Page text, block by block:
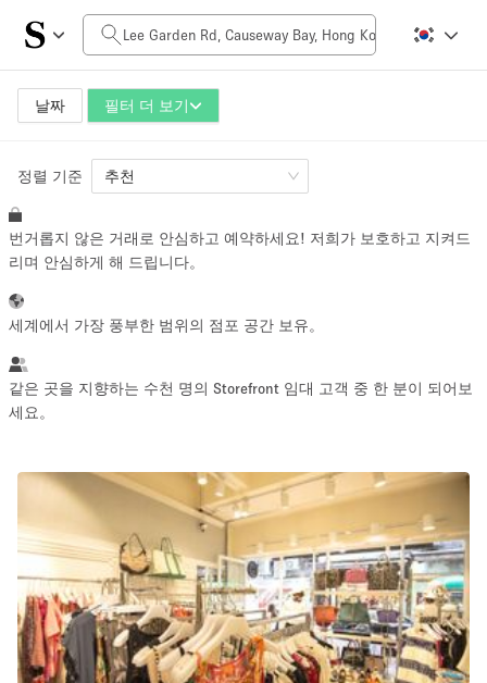
날짜 필터 더 보기
일일 비용
HK$0
공간 크기
100 sq ft 5000+ sq ft
~ 13 명
Photo
Conference Meeting Office Shop Share
공간 유형
정렬 기준 추천
번거롭지 않은 거래로 안심하고 예약하세요! 저희가 보호하고 지켜드
리며 안심하게 해 드립니다。
세계에서 가장 풍부한 범위의 점포 공간 보유。
같은 곳을 지향하는 수천 명의 Storefront 임대 고객 중 한 분이 되어보
세요。